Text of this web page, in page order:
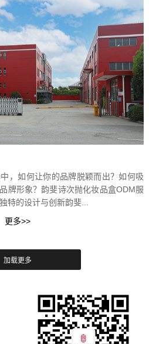
，如何让你的品牌脱颖而出？如何吸
牌形象？韵斐诗次抛化妆品盒ODM服
特的设计与创新韵斐...